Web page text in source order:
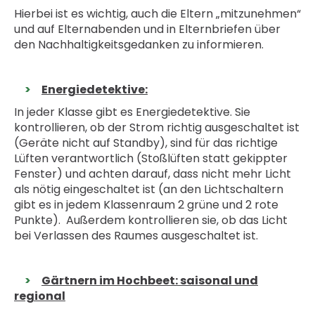
Hierbei ist es wichtig, auch die Eltern „mitzunehmen“
und auf Elternabenden und in Elternbriefen über
den Nachhaltigkeitsgedanken zu informieren.
Energiedetektive:
In jeder Klasse gibt es Energiedetektive. Sie
kontrollieren, ob der Strom richtig ausgeschaltet ist
(Geräte nicht auf Standby), sind für das richtige
Lüften verantwortlich (Stoßlüften statt gekippter
Fenster) und achten darauf, dass nicht mehr Licht
als nötig eingeschaltet ist (an den Lichtschaltern
gibt es in jedem Klassenraum 2 grüne und 2 rote
Punkte). Außerdem kontrollieren sie, ob das Licht
bei Verlassen des Raumes ausgeschaltet ist.
Gärtnern im Hochbeet: saisonal und
regional